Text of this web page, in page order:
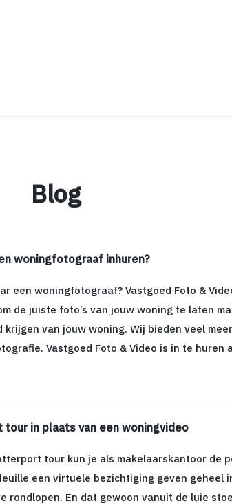
Blog
woningfotograaf inhuren?
een woningfotograaf? Vastgoed Foto &
de juiste foto’s van jouw woning te laten
krijgen van jouw woning. Wij bieden veel
Vastgoed Foto & Video is in te
tour in plaats van een woningvideo
tour kun je als makelaarskantoor de
een virtuele bezichtiging geven geheel
rondlopen. En dat gewoon vanuit de luie